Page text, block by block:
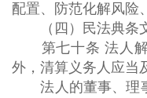
配置、防范化解风险
（四）民法典条文
第七十条 法人解
外，清算义务人应当
法人的董事、理